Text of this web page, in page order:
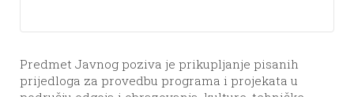
Predmet Javnog poziva je prikupljanje pisanih
prijedloga za provedbu programa i projekata u